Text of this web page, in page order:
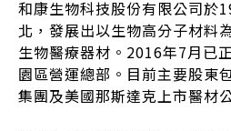
和康生物科技股份有限公司於
北，發展出以生物高分子材料
生物醫療器材。2016年7月已
園區營運總部。目前主要股東
集團及美國那斯達克上市醫材